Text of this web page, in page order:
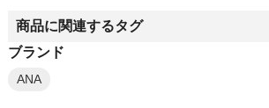
商品に関連するタグ
ブランド
ANA